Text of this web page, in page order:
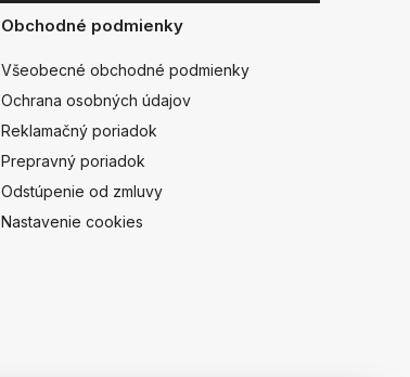
Obchodné podmienky
Všeobecné obchodné podmienky
Ochrana osobných údajov
Reklamačný poriadok
Prepravný poriadok
Odstúpenie od zmluvy
Nastavenie cookies